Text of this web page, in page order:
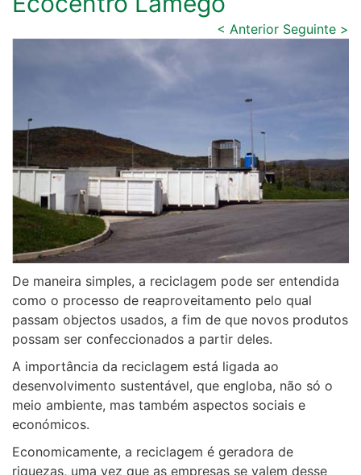
< Anterior Seguinte >
De maneira simples, a reciclagem pode ser entendida
como o processo de reaproveitamento pelo qual
passam objectos usados, a fim de que novos produtos
possam ser confeccionados a partir deles.
A importância da reciclagem está ligada ao
desenvolvimento sustentável, que engloba, não só o
meio ambiente, mas também aspectos sociais e
económicos.
Economicamente, a reciclagem é geradora de
riquezas, uma vez que as empresas se valem desse